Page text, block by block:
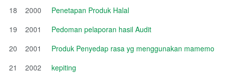
18
2000
Penetapan Produk Halal
19
2001
Pedoman pelaporan hasil Audit
20
2001
Produk Penyedap rasa yg menggunakan mamemo
21
2002
kepiting